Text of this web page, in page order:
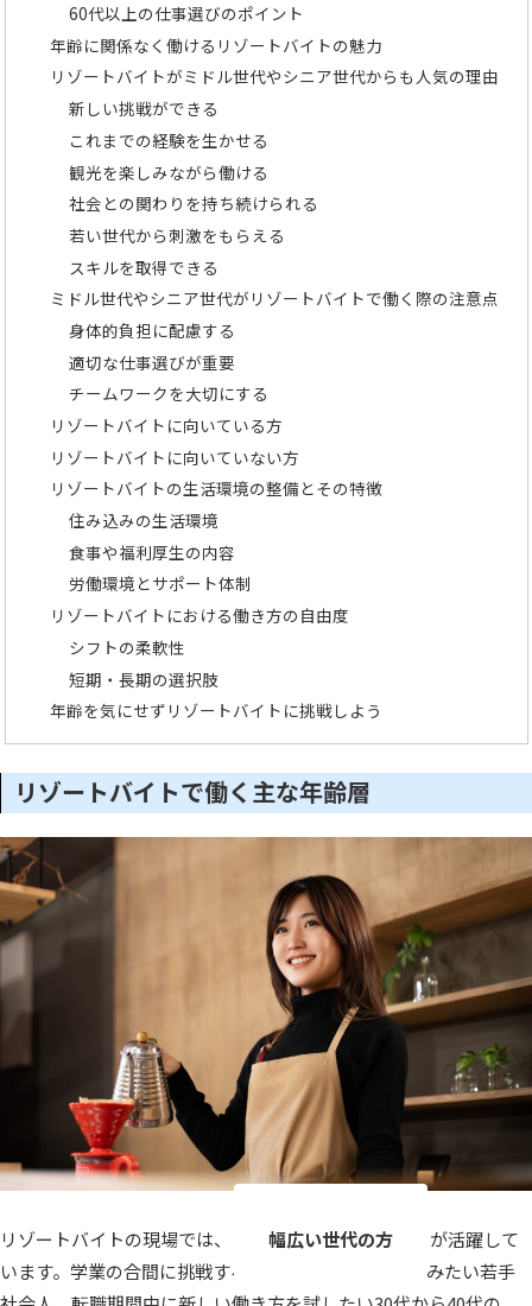
60代以上の仕事選びのポイント
年齢に関係なく働けるリゾートバイトの魅力
リゾートバイトがミドル世代やシニア世代からも人気の理由
新しい挑戦ができる
これまでの経験を生かせる
観光を楽しみながら働ける
社会との関わりを持ち続けられる
若い世代から刺激をもらえる
スキルを取得できる
ミドル世代やシニア世代がリゾートバイトで働く際の注意点
身体的負担に配慮する
適切な仕事選びが重要
チームワークを大切にする
リゾートバイトに向いている方
リゾートバイトに向いていない方
リゾートバイトの生活環境の整備とその特徴
住み込みの生活環境
食事や福利厚生の内容
労働環境とサポート体制
リゾートバイトにおける働き方の自由度
シフトの柔軟性
短期・長期の選択肢
年齢を気にせずリゾートバイトに挑戦しよう
リゾートバイトで働く主な年齢層
リゾートバイトの現場では、 幅広い世代の方
が活躍して
います。学業の合間に挑戦する大学生や社会経験を積みたい若手